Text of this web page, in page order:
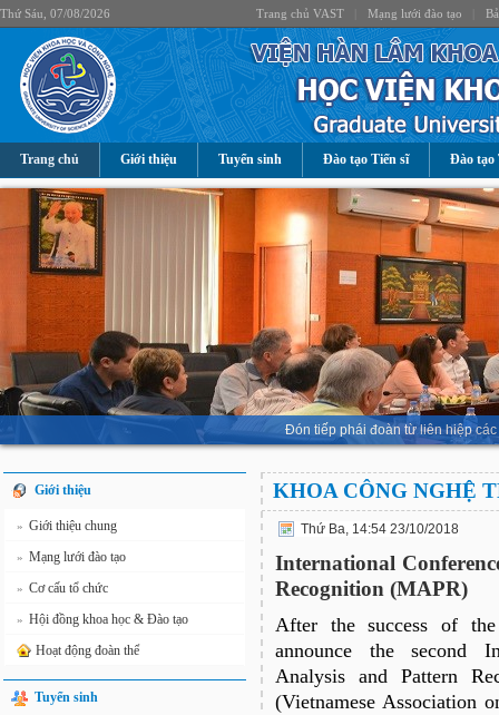
Thứ Sáu, 07/08/2026 Trang chủ VAST Mạng lưới đào tạo
Trang chủ Giới thiệu Tuyển sinh Đào tạo Tiến sĩ Đào tạo
Đón tiếp phái đoàn từ liên hiệp
Giới thiệu
» Giới thiệu chung
» Mạng lưới đào tạo
» Cơ cấu tổ chức
» Hội đồng khoa học & Đào tạo
Hoạt động đoàn thể
Tuyển sinh
KHOA CÔNG NGHỆ
Thứ Ba, 14:54 23/10/2018
International
Recognition (MAPR)
After the success of
announce the second
Analysis and Pattern
(Vietnamese Association